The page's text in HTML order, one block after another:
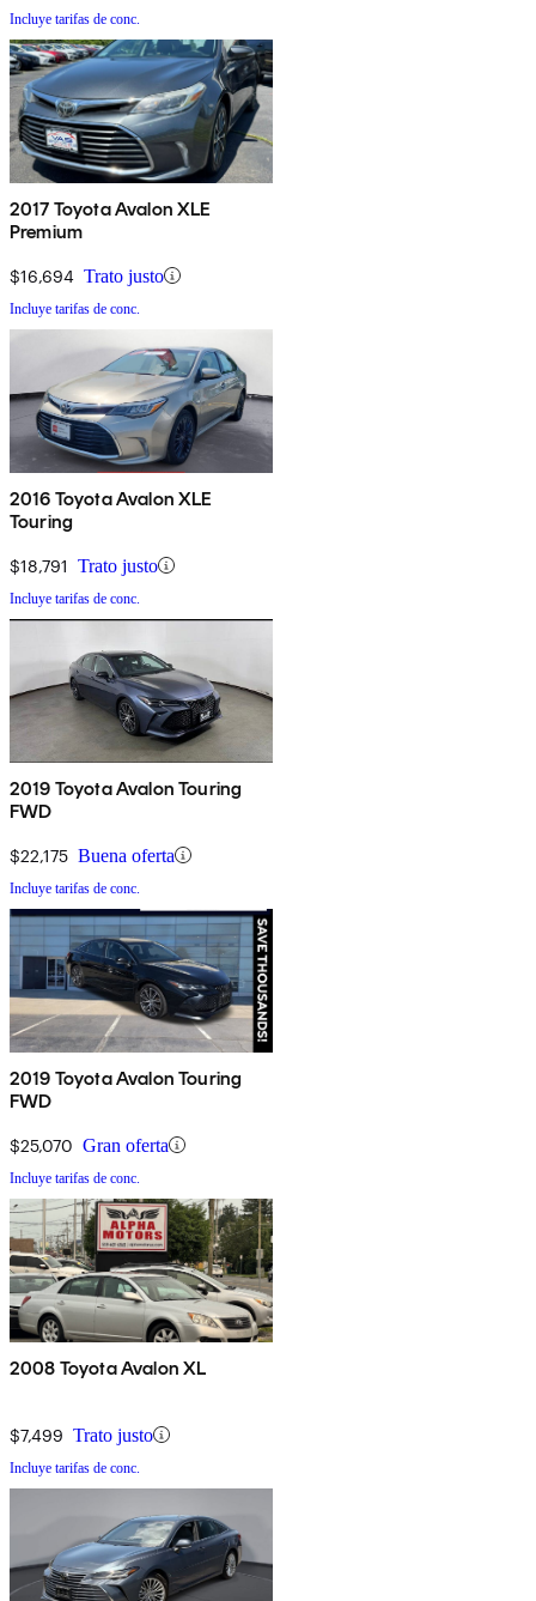
Incluye tarifas de conc.
2017 Toyota Avalon XLE
Premium
$16,694 Trato justo
Incluye tarifas de conc.
2016 Toyota Avalon XLE
Touring
$18,791 Trato justo
Incluye tarifas de conc.
2019 Toyota Avalon Touring
FWD
$22,175 Buena oferta
Incluye tarifas de conc.
2019 Toyota Avalon Touring
FWD
$25,070 Gran oferta
Incluye tarifas de conc.
2008 Toyota Avalon XL
$7,499 Trato justo
Incluye tarifas de conc.